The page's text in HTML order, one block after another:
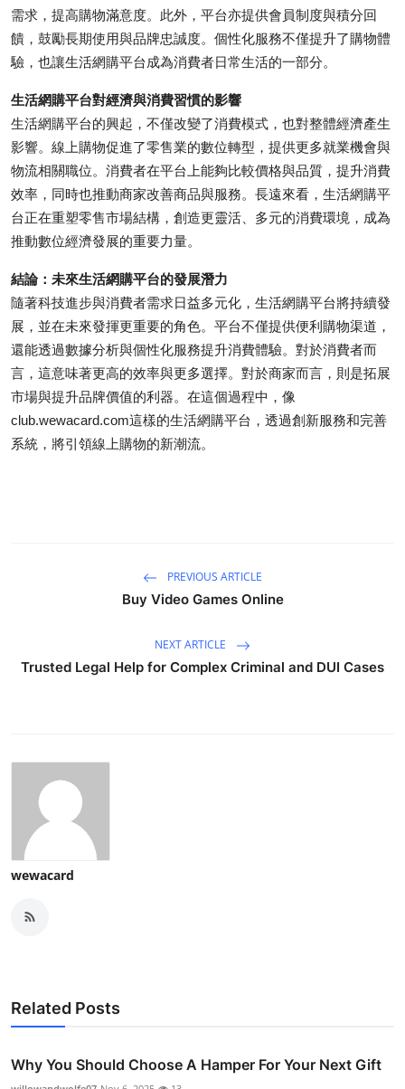
需求，提高購物滿意度。此外，平台亦提供會員制度與積分回
饋，鼓勵長期使用與品牌忠誠度。個性化服務不僅提升了購物體
驗，也讓生活網購平台成為消費者日常生活的一部分。
生活網購平台對經濟與消費習慣的影響
生活網購平台的興起，不僅改變了消費模式，也對整體經濟產生
影響。線上購物促進了零售業的數位轉型，提供更多就業機會與
物流相關職位。消費者在平台上能夠比較價格與品質，提升消費
效率，同時也推動商家改善商品與服務。長遠來看，生活網購平
台正在重塑零售市場結構，創造更靈活、多元的消費環境，成為
推動數位經濟發展的重要力量。
結論：未來生活網購平台的發展潛力
隨著科技進步與消費者需求日益多元化，生活網購平台將持續發
展，並在未來發揮更重要的角色。平台不僅提供便利購物渠道，
還能透過數據分析與個性化服務提升消費體驗。對於消費者而
言，這意味著更高的效率與更多選擇。對於商家而言，則是拓展
市場與提升品牌價值的利器。在這個過程中，像
club.wewacard.com這樣的生活網購平台，透過創新服務和完善
系統，將引領線上購物的新潮流。
PREVIOUS ARTICLE
Buy Video Games Online
NEXT ARTICLE
Trusted Legal Help for Complex Criminal and DUI Cases
wewacard
Related Posts
Why You Should Choose A Hamper For Your Next Gift